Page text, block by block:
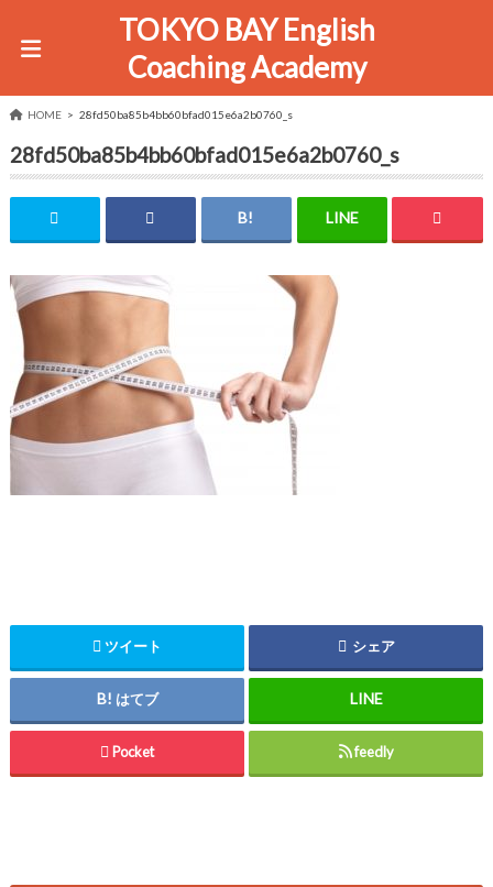
TOKYO BAY English
Coaching Academy
HOME 28fd50ba85b4bb60bfad015e6a2b0760_s
28fd50ba85b4bb60bfad015e6a2b0760_s
ツイート シェア
はてブ
Pocket feedly